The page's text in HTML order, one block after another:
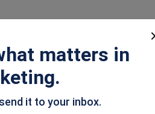
matters in
it to your inbox.